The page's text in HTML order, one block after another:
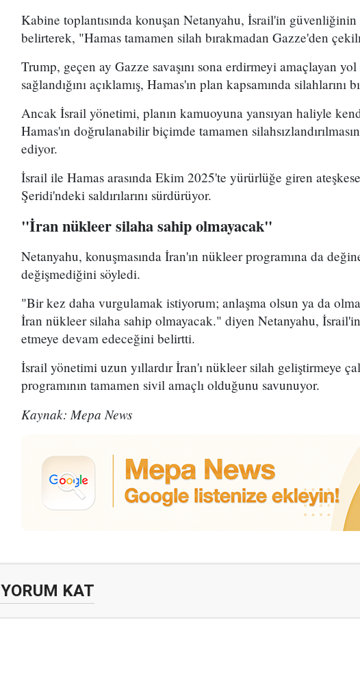
Kabine toplantısında konuşan Netanyahu, İsrail'in güvenliğinin
belirterek, "Hamas tamamen silah bırakmadan Gazze'den
Trump, geçen ay Gazze savaşını sona erdirmeyi amaçlayan
sağlandığını açıklamış, Hamas'ın plan kapsamında
Ancak İsrail yönetimi, planın kamuoyuna yansıyan haliyle
Hamas'ın doğrulanabilir biçimde tamamen
ediyor.
İsrail ile Hamas arasında Ekim 2025'te yürürlüğe giren
Şeridi'ndeki saldırılarını sürdürüyor.
"İran nükleer silaha sahip olmayacak"
Netanyahu, konuşmasında İran'ın nükleer programına da
değişmediğini söyledi.
"Bir kez daha vurgulamak istiyorum; anlaşma olsun ya da
İran nükleer silaha sahip olmayacak." diyen Netanyahu,
etmeye devam edeceğini belirtti.
İsrail yönetimi uzun yıllardır İran'ı nükleer silah geliştirmeye
programının tamamen sivil amaçlı olduğunu savunuyor.
Kaynak: Mepa News
YORUM KAT